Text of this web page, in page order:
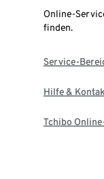
Online-
finden.
Service-
Hilfe &
Tchibo